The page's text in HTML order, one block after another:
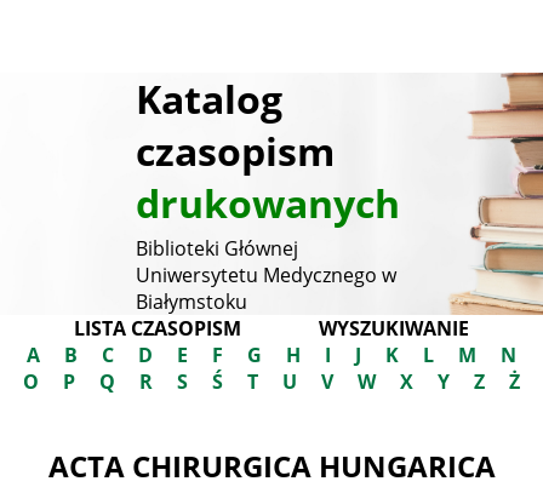
Katalog
czasopism
drukowanych
Biblioteki Głównej
Uniwersytetu Medycznego w
Białymstoku
LISTA CZASOPISM
WYSZUKIWANIE
A
B C D E F G H I J K L M
N
O
P Q R S Ś T U V W X Y Z Ż
ACTA CHIRURGICA HUNGARICA